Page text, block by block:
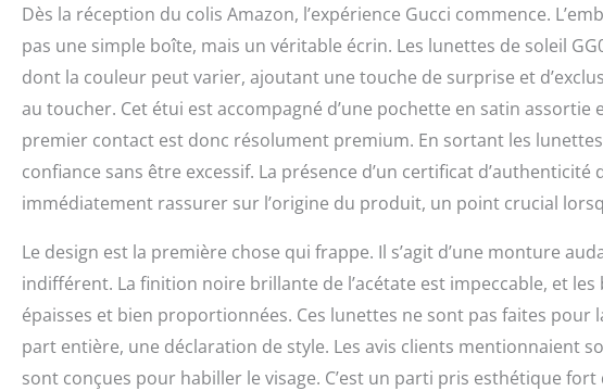
Dès la réception du colis Amazon, l’expérience Gucci commence.
pas une simple boîte, mais un véritable écrin. Les lunettes de soleil
dont la couleur peut varier, ajoutant une touche de surprise et
au toucher. Cet étui est accompagné d’une pochette en satin
premier contact est donc résolument premium. En sortant les
confiance sans être excessif. La présence d’un certificat
immédiatement rassurer sur l’origine du produit, un point crucial
Le design est la première chose qui frappe. Il s’agit d’une monture
indifférent. La finition noire brillante de l’acétate est impeccable, et
épaisses et bien proportionnées. Ces lunettes ne sont pas faites pour
part entière, une déclaration de style. Les avis clients mentionnaient
sont conçues pour habiller le visage. C’est un parti pris esthétique